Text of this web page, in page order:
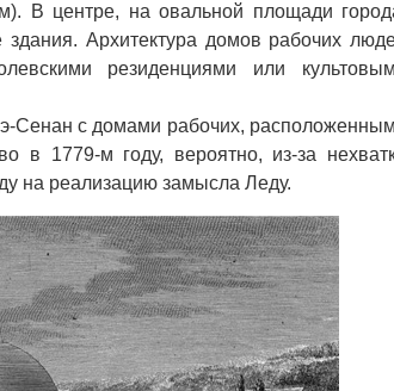
В центре, на овальной площади
Архитектура домов рабочих
резиденциями или
Сенан с домами рабочих,
в 1779-м году, вероятно, из-за
на реализацию замысла Леду.